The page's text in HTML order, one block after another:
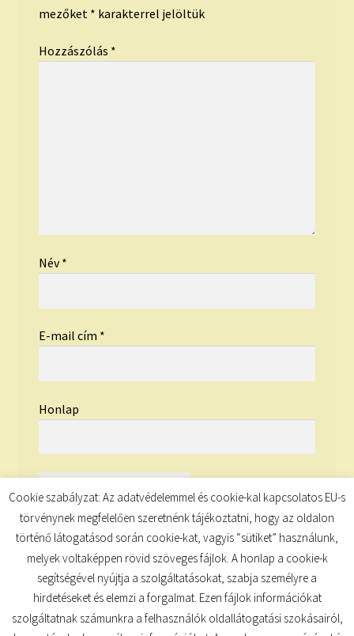
mezőket * karakterrel jelöltük
Hozzászólás *
Név*
E-mail cím *
Honlap
Cookie szabályzat: Az adatvédelemmel és cookie-kal kapcsolatos EU-s
törvénynek megfelelően szeretnénk tájékoztatni, hogy az oldalon
történő látogatásod során cookie-kat, vagyis “sütiket” használunk,
melyek voltaképpen rövid szöveges fájlok. A honlap a cookie-k
segítségével nyújtja a szolgáltatásokat, szabja személyre a
hirdetéseket és elemzi a forgalmat. Ezen fájlok információkat
szolgáltatnak számunkra a felhasználók oldallátogatási szokásairól,